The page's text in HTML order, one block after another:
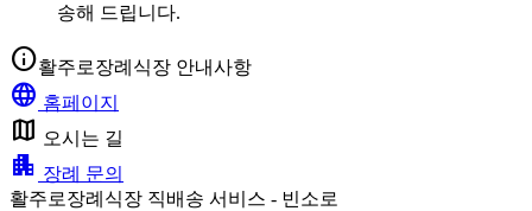
송해 드립니다.
info활주로장례식장 안내사항
language 홈페이지
map 오시는 길
apartment 장례 문의
활주로장례식장 직배송 서비스 - 빈소로